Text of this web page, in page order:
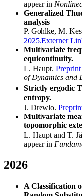
appear in
Generalized
analysis
P. Gohlke, M.
2025.Externer
Multivariate
equicontinuity.
L. Haupt. Preprint
of Dynamics and
Strictly ergodic
entropy.
J. Drewlo.
Multivariate
topomorphic
L. Haupt and T.
appear in
2026
A Classification